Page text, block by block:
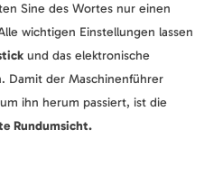
Sine des Wortes nur einen
wichtigen Einstellungen lassen
und das elektronische
Damit der Maschinenführer
ihn herum passiert, ist die
Rundumsicht.